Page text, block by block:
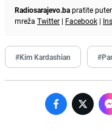
Radiosarajevo.bapratite
mreža Twitter | Facebook |
#Kim Kardashian